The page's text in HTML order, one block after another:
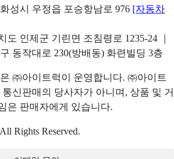
성시 우정읍 포승항남로 976 [자동차
도 인제군 기린면 조침령로 1235-24 ｜
동작대로 230(방배동) 화련빌딩 3층
㈜아이트럭이 운영합니다. ㈜아이트
신판매의 당사자가 아니며, 상품 및 거
은 판매자에게 있습니다.
Rights Reserved.